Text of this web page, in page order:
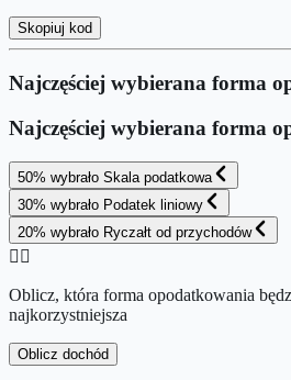
Skopiuj kod
Najczęściej wybierana forma
Najczęściej wybierana forma
50% wybrało Skala podatkowa
30% wybrało Podatek liniowy
20% wybrało Ryczałt od przychodów
👉🏻
Oblicz, która forma opodatkowania
najkorzystniejsza
Oblicz dochód